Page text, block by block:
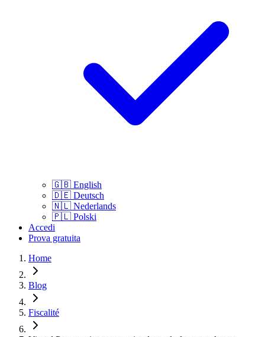
🇬🇧 English
🇩🇪 Deutsch
🇳🇱 Nederlands
🇵🇱 Polski
Accedi
Prova gratuita
Home
Blog
Fiscalité